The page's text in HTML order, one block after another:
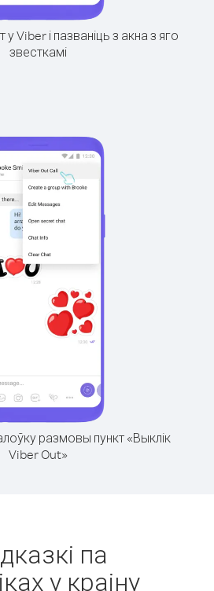
Viber і пазваніць з акна з яго
звесткамі
размовы пункт «Выклік
Viber Out»
па
у краіну